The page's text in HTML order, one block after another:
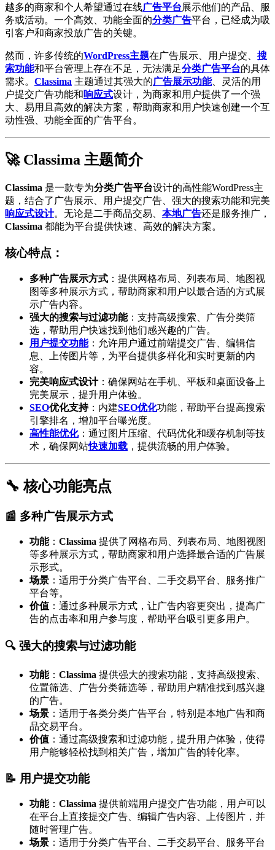
越多的商家和个人希望通过在线广告平台展示他们的产品、服
务或活动。一个高效、功能全面的分类广告平台，已经成为吸
引客户和商家投放广告的关键。
然而，许多传统的WordPress主题在广告展示、用户提交、 搜
索功能和平台管理上存在不足，无法满足分类广告平台的具体
需求。 Classima 主题通过其强大的广告展示功能、灵活的用
户提交广告功能和响应式设计，为商家和用户提供了一个强
大、易用且高效的解决方案，帮助商家和用户快速创建一个互
动性强、功能全面的广告平台。
🚀 Classima 主题简介
Classima 是一款专为分类广告平台设计的高性能WordPress主
题，结合了广告展示、用户提交广告、强大的搜索功能和完美
响应式设计。无论是二手商品交易、 本地广告还是服务推广，
Classima 都能为平台提供快速、高效的解决方案。
核心特点：
多种广告展示方式 ：提供网格布局、列表布局、地图视
图等多种展示方式，帮助商家和用户以最合适的方式展
示广告内容。
强大的搜索与过滤功能：支持高级搜索、广告分类筛
选，帮助用户快速找到他们感兴趣的广告。
用户提交功能：允许用户通过前端提交广告、编辑信
息、上传图片等，为平台提供多样化和实时更新的内
容。
完美响应式设计：确保网站在手机、平板和桌面设备上
完美展示，提升用户体验。
SEO优化支持：内建SEO优化功能，帮助平台提高搜索
引擎排名，增加平台曝光度。
高性能优化：通过图片压缩、代码优化和缓存机制等技
术，确保网站快速加载 ，提供流畅的用户体验。
🔧 核心功能亮点
📰 多种广告展示方式
功能： Classima 提供了网格布局、列表布局、地图视图
等多种展示方式，帮助商家和用户选择最合适的广告展
示形式。
场景 ：适用于分类广告平台、二手交易平台、服务推广
平台等。
价值 ：通过多种展示方式，让广告内容更突出，提高广
告的点击率和用户参与度，帮助平台吸引更多用户。
🔍 强大的搜索与过滤功能
功能： Classima 提供强大的搜索功能，支持高级搜索、
位置筛选、广告分类筛选等，帮助用户精准找到感兴趣
的广告。
场景 ：适用于各类分类广告平台，特别是本地广告和商
品交易平台。
价值 ：通过高级搜索和过滤功能，提升用户体验，使得
用户能够轻松找到相关广告，增加广告的转化率。
📝 用户提交功能
功能： Classima 提供前端用户提交广告功能，用户可以
在平台上直接提交广告、编辑广告内容、上传图片，并
随时管理广告。
场景 ：适用于分类广告平台、二手交易平台、服务平台